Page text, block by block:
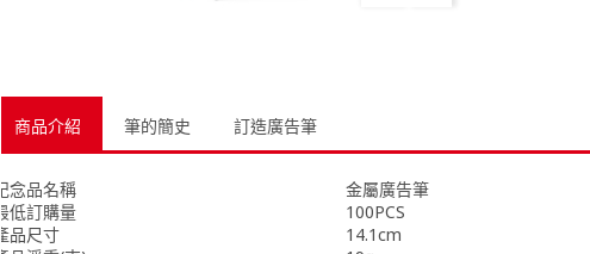
商品介紹 筆的簡史 訂造廣告筆
紀念品名稱
金屬廣告筆
最低訂購量
100PCS
產品尺寸
14.1cm